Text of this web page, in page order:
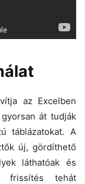
az Excelben
át tudják
táblázatokat. A
új, gördíthető
láthatóak és
frissítés tehát